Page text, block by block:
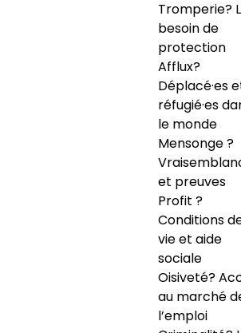
Tromperie?
besoin de
protection
Afflux?
Déplacé·es
réfugié·es
le monde
Mensonge ?
et preuves
Profit ?
Conditions
vie et aide
sociale
Oisiveté?
au marché
l’emploi